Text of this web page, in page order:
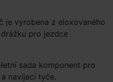
je vyrobena z eloxovaného
pro jezdce
sada komponent pro
navíjecí tyče.